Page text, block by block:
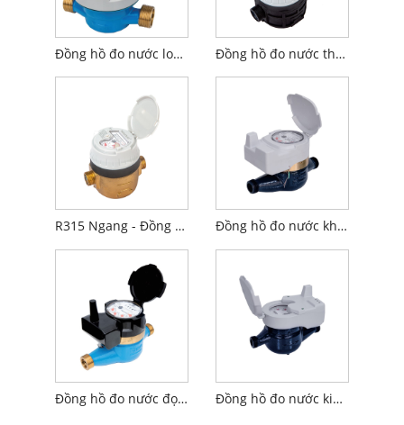
Đồng hồ đo nước loại khô phản lực đơn được trang bị sẵn cảm ứng Đồng hồ đo nước thể tích có trang bị sẵn cảm ứng
R315 Ngang - Đồng hồ đo nước thể tích Đồng hồ đo nước không dây thông minh
Đồng hồ đo nước đọc không dây Đồng hồ đo nước kiểu kín dạng lỏng nhiều tia với cảm ứng được trang bị sẵn